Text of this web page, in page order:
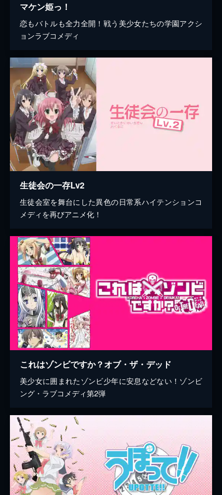
マケン姫っ！
恋もバトルも全力全開！戦う美少女たちの学園アクシ
ョンラブコメディ
生徒会の一存Lv2
生徒会室を舞台にした異色の日常系ハイテンションコ
メディを再びアニメ化！
これはゾンビですか？オブ・ザ・デッド
美少女に囲まれたゾンビ少年に安息などない！ゾンビ
ング・ラブコメディ第2弾